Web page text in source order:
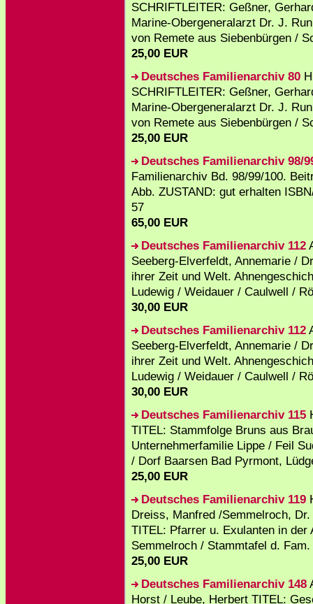
SCHRIFTLEITER: Geßner,
Marine-Obergeneralarzt Dr. J.
von Remete aus Siebenbürgen /
25,00 EUR
Deutsches Familienarchiv 80
SCHRIFTLEITER: Geßner,
Marine-Obergeneralarzt Dr. J.
von Remete aus Siebenbürgen /
25,00 EUR
Deutsches Familienarchiv 98/
Familienarchiv Bd. 98/99/100.
Abb. ZUSTAND: gut erhalten
57
65,00 EUR
Deutsches Familienarchiv 112
Seeberg-Elverfeldt, Annemarie /
ihrer Zeit und Welt.
Ludewig / Weidauer / Caulwell /
30,00 EUR
Deutsches Familienarchiv 112
Seeberg-Elverfeldt, Annemarie /
ihrer Zeit und Welt.
Ludewig / Weidauer / Caulwell /
30,00 EUR
Deutsches Familienarchiv 115
TITEL: Stammfolge Bruns aus
Unternehmerfamilie Lippe / Feil
/ Dorf Baarsen Bad Pyrmont,
25,00 EUR
Deutsches Familienarchiv 119
Dreiss, Manfred /Semmelroch,
TITEL: Pfarrer u. Exulanten in
Semmelroch / Stammtafel d.
25,00 EUR
Deutsches Familienarchiv 148
Horst / Leube, Herbert TITEL: